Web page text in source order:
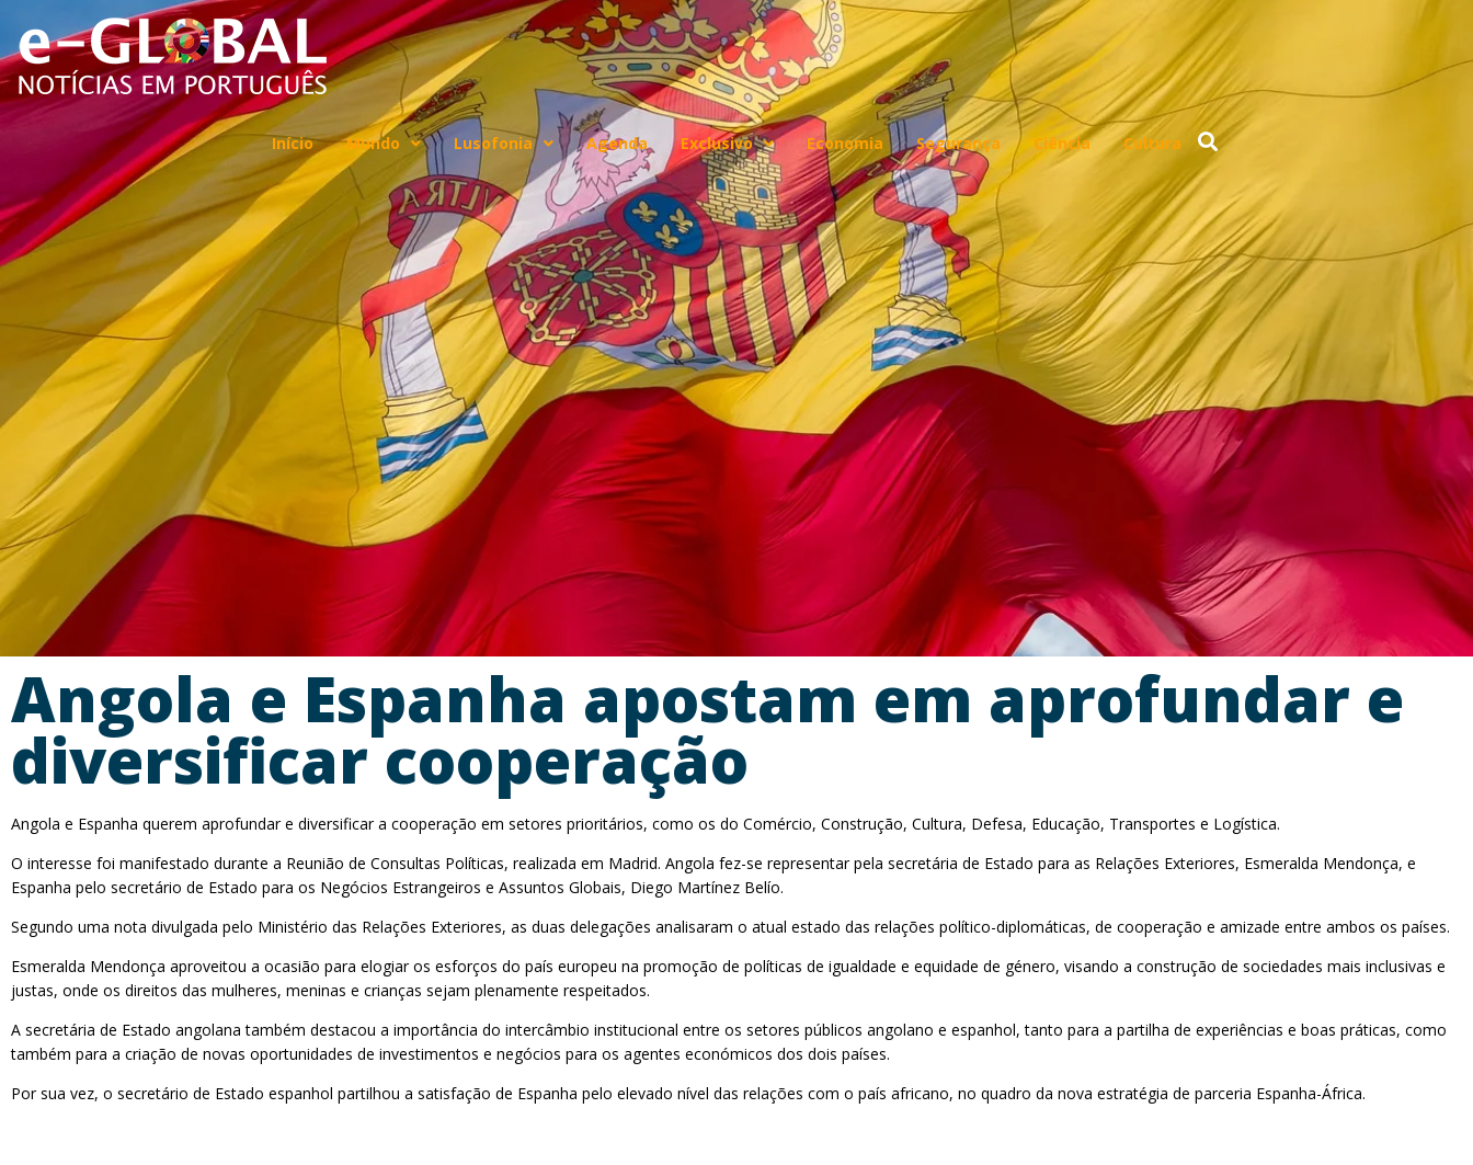
Início Mundo Lusofonia Agenda Exclusivo Economia Segurança Ciência Cultura
Angola e Espanha apostam em aprofundar e
diversificar cooperação
Angola e Espanha querem aprofundar e diversificar a cooperação em setores prioritários, como os do Comércio, Construção, Cultura, Defesa, Educação, Transportes e Logística.
O interesse foi manifestado durante a Reunião de Consultas Políticas, realizada em Madrid. Angola fez-se representar pela secretária de Estado para as Relações Exteriores, Esmeralda Mendonça, e
Espanha pelo secretário de Estado para os Negócios Estrangeiros e Assuntos Globais, Diego Martínez Belío.
Segundo uma nota divulgada pelo Ministério das Relações Exteriores, as duas delegações analisaram o atual estado das relações político-diplomáticas, de cooperação e amizade entre ambos os países.
Esmeralda Mendonça aproveitou a ocasião para elogiar os esforços do país europeu na promoção de políticas de igualdade e equidade de género, visando a construção de sociedades mais inclusivas e
justas, onde os direitos das mulheres, meninas e crianças sejam plenamente respeitados.
A secretária de Estado angolana também destacou a importância do intercâmbio institucional entre os setores públicos angolano e espanhol, tanto para a partilha de experiências e boas práticas, como
também para a criação de novas oportunidades de investimentos e negócios para os agentes económicos dos dois países.
Por sua vez, o secretário de Estado espanhol partilhou a satisfação de Espanha pelo elevado nível das relações com o país africano, no quadro da nova estratégia de parceria Espanha-África.